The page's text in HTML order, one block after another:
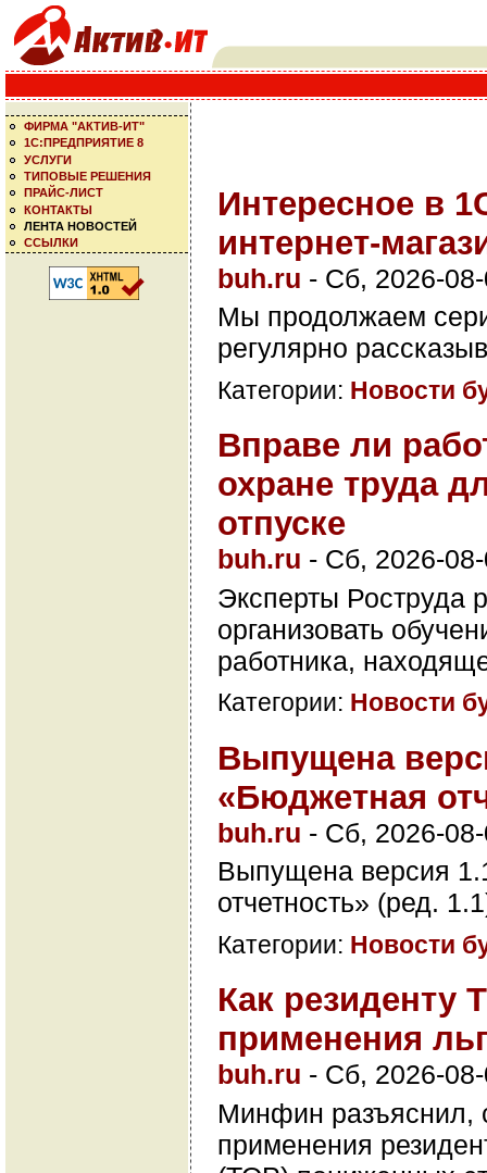
ФИРМА "АКТИВ-ИТ"
1С:ПРЕДПРИЯТИЕ 8
УСЛУГИ
ТИПОВЫЕ РЕШЕНИЯ
ПРАЙС-ЛИСТ
КОНТАКТЫ
ЛЕНТА НОВОСТЕЙ
ССЫЛКИ
Интересное в
интернет-
buh.ru - Сб, 2026-
Мы продолжаем
регулярно
Категории: Новости
Вправе ли
охране труда
отпуске
buh.ru - Сб, 2026-
Эксперты Роструда
организовать
работника,
Категории: Новости
Выпущена
«Бюджетная
buh.ru - Сб, 2026-
Выпущена версия
отчетность» (ред.
Категории: Новости
Как резиденту
применения
buh.ru - Сб, 2026-
Минфин разъяснил,
применения